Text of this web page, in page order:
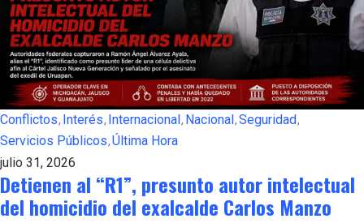
Conflictos Interés Internacional Nacional Seguridad
Servicios Públicos Última Hora
julio 31, 2026
Detienen al “R1”, presunto autor intelectual
del homicidio del exalcalde Carlos Manzo